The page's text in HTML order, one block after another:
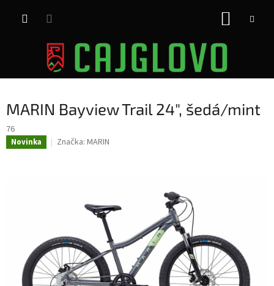
MARIN Bayview Trail 24", šedá/mint
76
Novinka Značka: MARIN